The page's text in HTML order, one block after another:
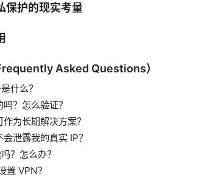
保护的现实考量
Asked Questions）
什么？
？怎么验证？
为长期解决方案？
泄露我的真实 IP？
？怎么办？
置 VPN？